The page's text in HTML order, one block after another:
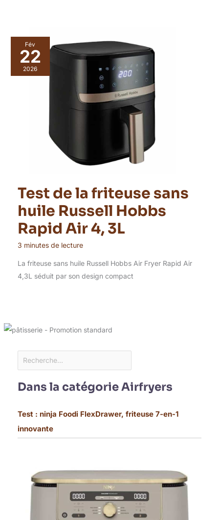
Fév
22
2026
Test de la friteuse sans
huile Russell Hobbs
Rapid Air 4, 3L
3 minutes de lecture
La friteuse sans huile Russell Hobbs Air Fryer Rapid Air
4,3L séduit par son design compact
Dans la catégorie Airfryers
Test : ninja Foodi FlexDrawer, friteuse 7-en-1
innovante